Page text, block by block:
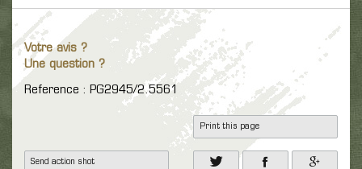
Votre avis ?
Une question ?
Reference : PG2945/2.5561
Print this page
Send action shot